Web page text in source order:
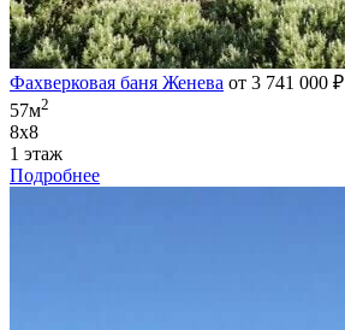
Фахверковая баня Женева от 3 741 000 ₽
57м2
8х8
1 этаж
Подробнее